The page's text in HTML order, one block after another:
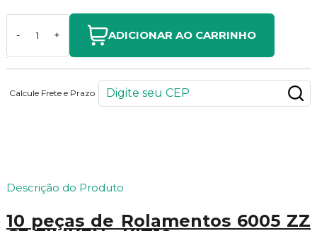
- + ADICIONAR AO CARRINHO
Calcule Frete e Prazo
Descrição do Produto
10 peças de Rolamentos 6005 ZZ